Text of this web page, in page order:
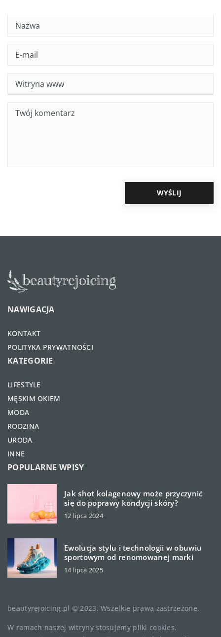
NAWIGACJA
KONTAKT
POLITYKA PRYWATNOŚCI
KATEGORIE
LIFESTYLE
MĘSKIM OKIEM
MODA
RODZINA
URODA
INNE
POPULARNE WPISY
Jak shot kolagenowy może przyczynić
się do poprawy kondycji skóry?
12 lipca 2024
Ewolucja stylu i technologii w obuwiu
sportowym od renomowanej marki
14 lipca 2025
beautyrejoicing.pl © 2023. Wszelkie prawa zastrzeżone.
W ramach naszej witryny stosujemy pliki cookies.